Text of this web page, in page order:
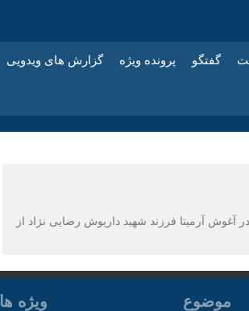
گفتگو پرونده ویژه گزارش های ویدویی
آرمیتا فرزند شهید داریوش رضایی نژاد از
موضوع ویژه ها